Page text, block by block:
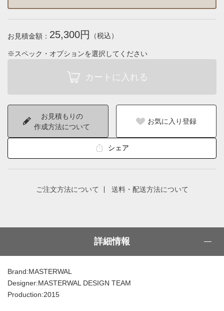
お見積金額： 25,300円 （税込）
※スペック・オプションを選択してください
お見積もりの
作成方法について
お気に入り登録
シェア
ご注文方法について 送料・配送方法について
詳細情報
Brand:MASTERWAL
Designer:MASTERWAL DESIGN TEAM
Production:2015